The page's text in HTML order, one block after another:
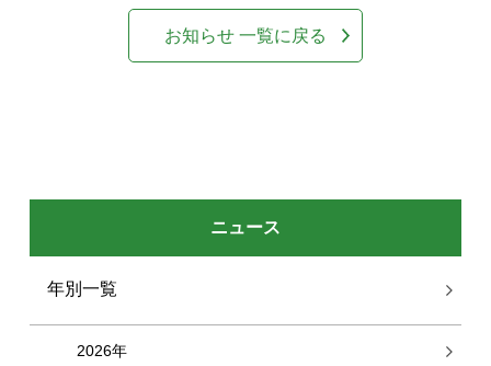
ニュース
年別一覧
2026年
お知らせ 一覧に戻る